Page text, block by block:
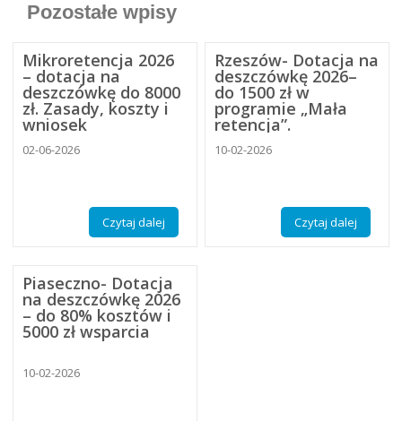
Pozostałe wpisy
Mikroretencja 2026
– dotacja na
deszczówkę do 8000
zł. Zasady, koszty i
wniosek
02-06-2026
Czytaj dalej
Rzeszów- Dotacja na
deszczówkę 2026–
do 1500 zł w
programie „Mała
retencja”.
10-02-2026
Czytaj dalej
Piaseczno- Dotacja
na deszczówkę 2026
– do 80% kosztów i
5000 zł wsparcia
10-02-2026